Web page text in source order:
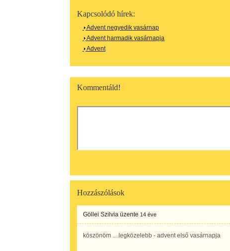
Kapcsolódó hírek:
Advent negyedik vasárnap
Advent harmadik vasárnapja
Advent
Kommentáld!
Hozzászólások
Göllei Szilvia üzente 14 éve
köszönöm ....legközelebb - advent első vasárnapja